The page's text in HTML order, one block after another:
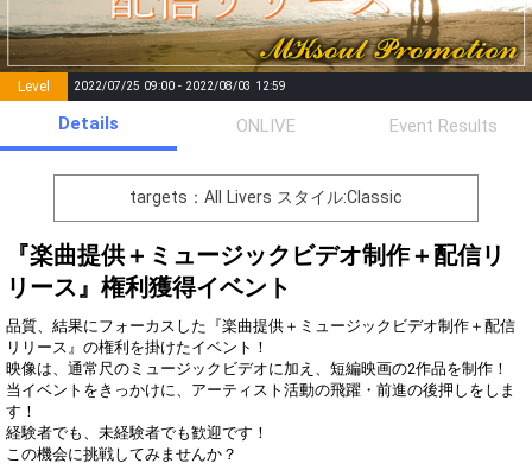
Level 2022/07/25 09:00 - 2022/08/03 12:59
Points List of Goal
number of
positions
Rema
0 Event Begins!
オリジナルアバター制作権獲
Gifting
Throw gifts to the stage and join
the live performance.
First, try throwing free Stars
(once a day)! You can also charge
Show Gold to purchase gifts
(available from 1 JPY)! When you
continue to send gifts to the
refrain from posting comments
that may offend performers or
other users.
Details ONLIVE Event Results
targets：All Livers スタイル:Classic
『楽曲提供＋ミュージックビデオ制作＋配信リ
リース』権利獲得イベント
品質、結果にフォーカスした『楽曲提供＋ミュージックビデオ制作＋配信
リリース』の権利を掛けたイベント！
映像は、通常尺のミュージックビデオに加え、短編映画の2作品を制作！
当イベントをきっかけに、アーティスト活動の飛躍・前進の後押しをしま
す！
経験者でも、未経験者でも歓迎です！
この機会に挑戦してみませんか？